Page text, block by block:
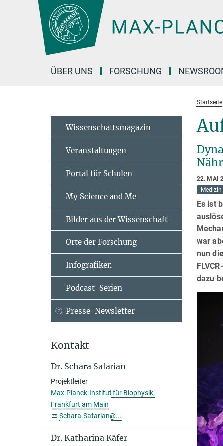
Hauptinhalt
ÜBER UNS FORSCHUNG
Startseite
22. MAI
Medizin
Es ist
war
nun
dazu
Wissenschaftsmagazin
Veranstaltungen
Portal für Schulen
My Science and Me
Bilder aus der Wissenschaft
Orte der Forschung
Infografiken
Podcast-Serien
Presse-Newsletter
Kontakt
Dr. Schara Safarian
Projektleiter
Max-Planck-Institut für Biophysik,
Frankfurt am Main
Schara.Safarian@...
Dr. Katharina Käfer